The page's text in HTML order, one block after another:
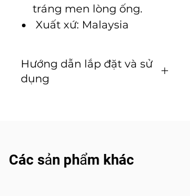
tráng men lòng ống.
Xuất xứ: Malaysia
Hướng dẫn lắp đặt và sử
dụng
Các sản phẩm khác